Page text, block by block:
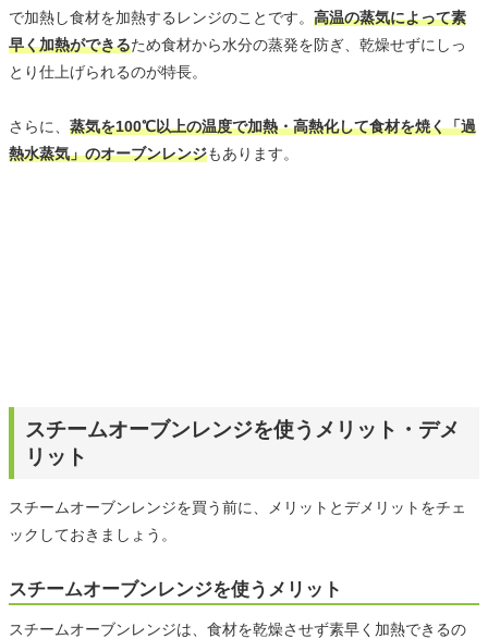
で加熱し食材を加熱するレンジのことです。 高温の蒸気によって素
早く加熱ができるため食材から水分の蒸発を防ぎ、乾燥せずにしっ
とり仕上げられるのが特長。
さらに、 蒸気を100℃以上の温度で加熱・高熱化して食材を焼く「過
熱水蒸気」のオーブンレンジもあります。
スチームオーブンレンジを使うメリット・デメ
リット
スチームオーブンレンジを買う前に、メリットとデメリットをチェ
ックしておきましょう。
スチームオーブンレンジを使うメリット
スチームオーブンレンジは、食材を乾燥させず素早く加熱できるの